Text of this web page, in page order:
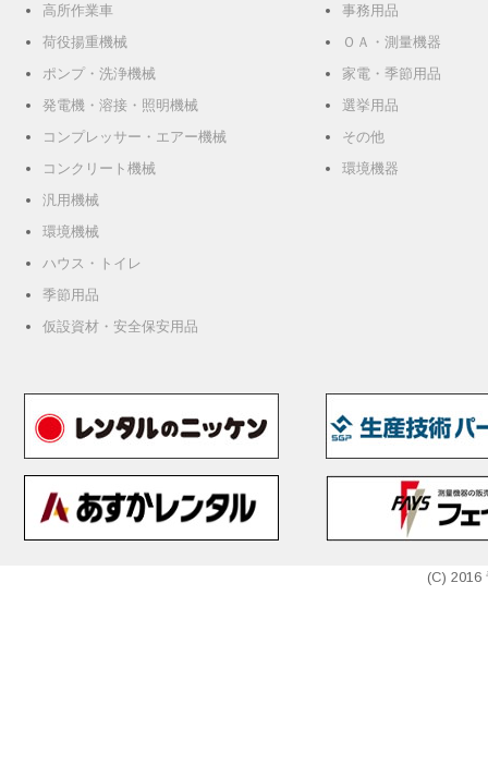
高所作業車
荷役揚重機械
ポンプ・洗浄機械
発電機・溶接・照明機械
コンプレッサー・エアー機械
コンクリート機械
汎用機械
環境機械
ハウス・トイレ
季節用品
仮設資材・安全保安用品
事務用品
ＯＡ・測量機器
家電・季節用品
選挙用品
その他
環境機器
(C) 2016